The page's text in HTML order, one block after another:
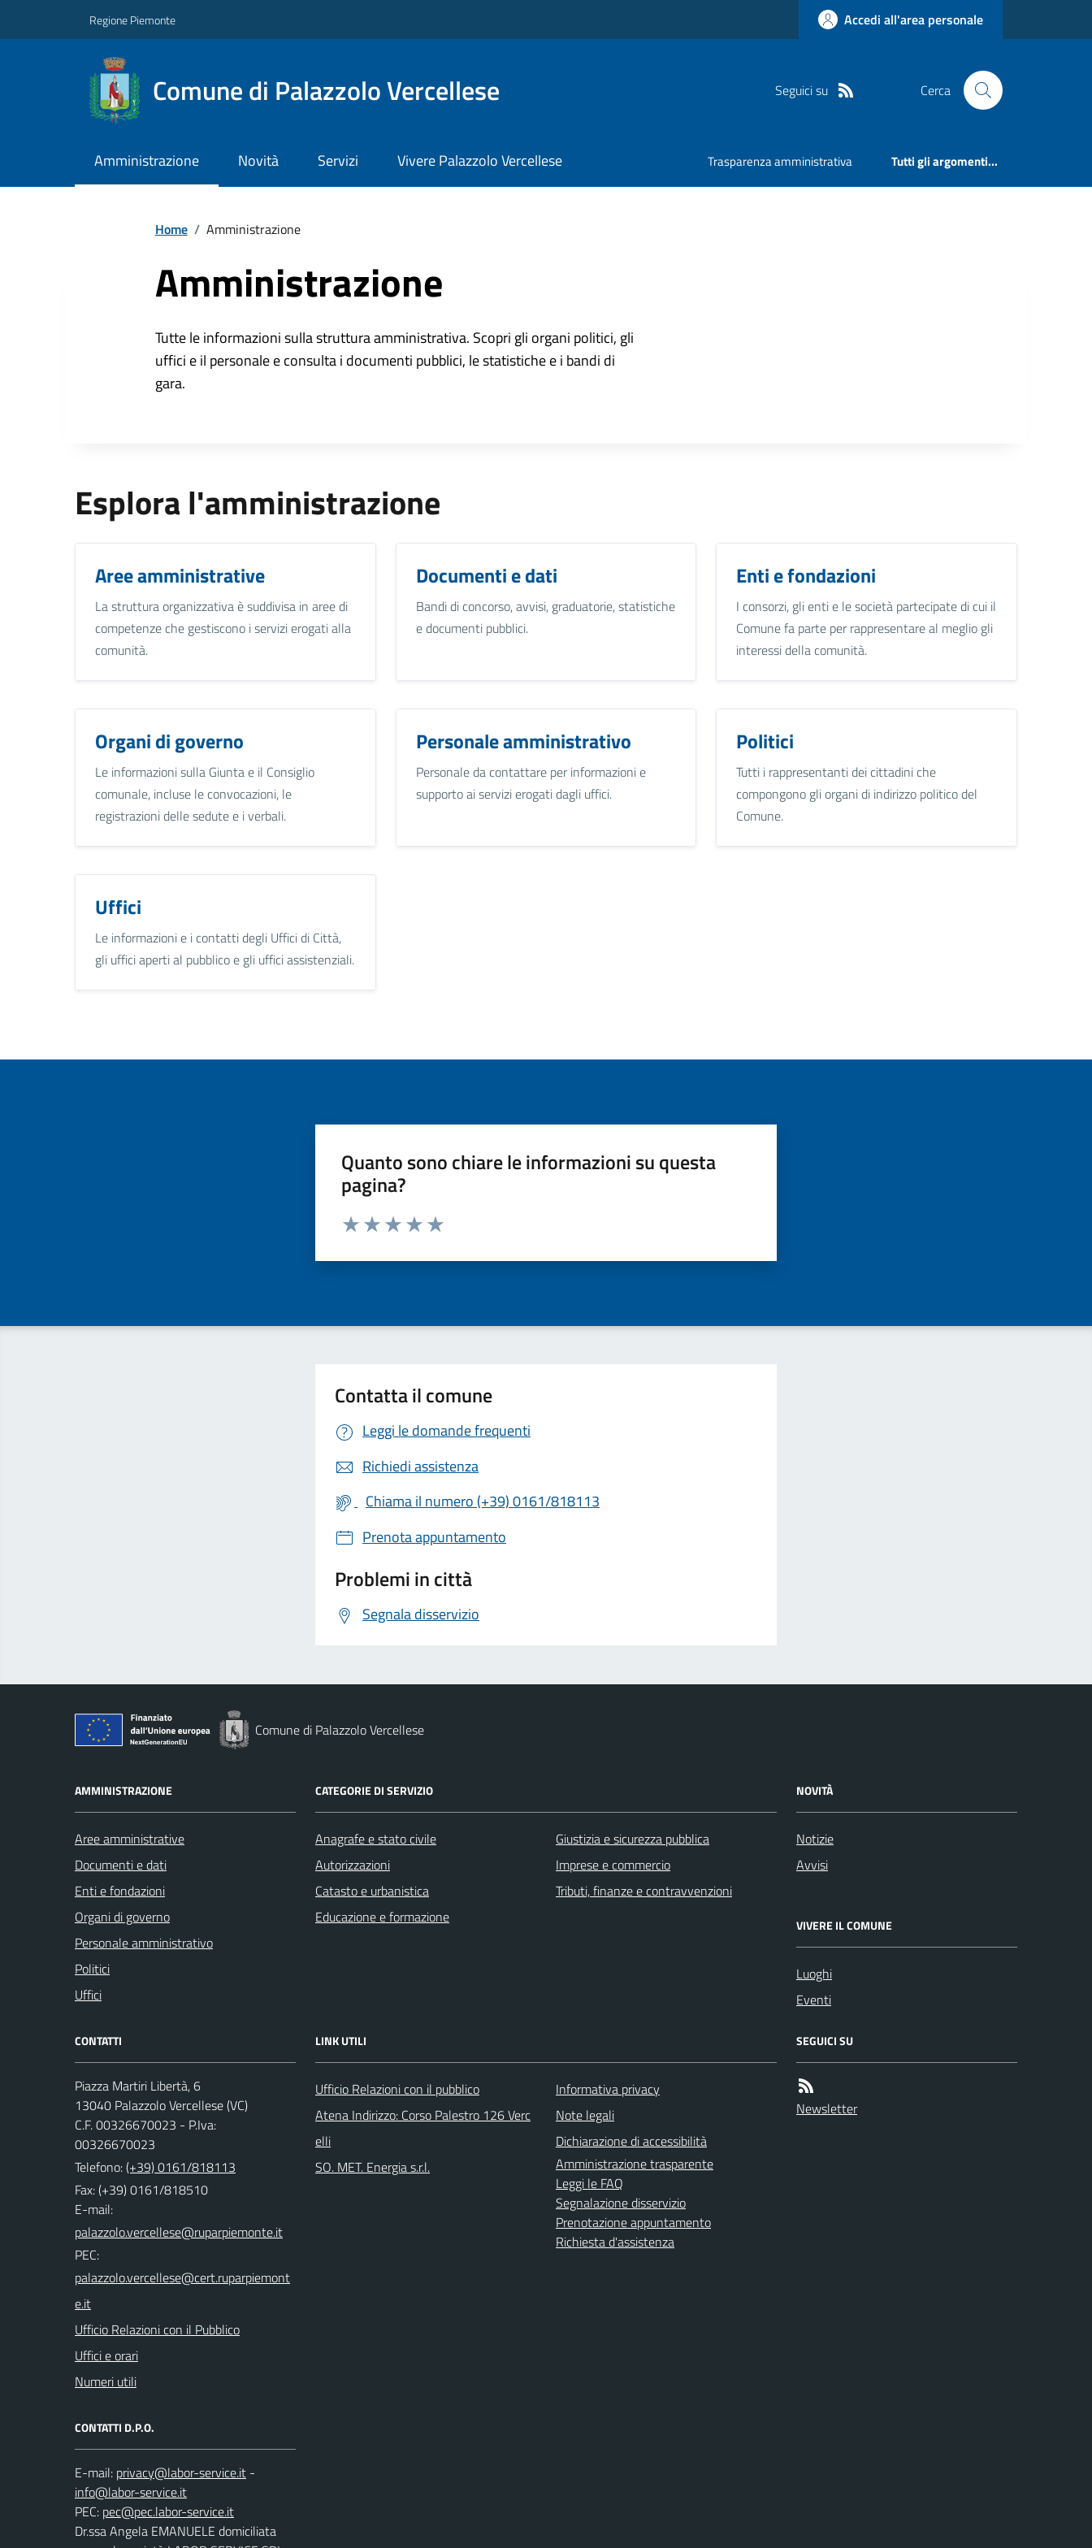
Regione Piemonte Accedi all'area personale
Comune di Palazzolo Vercellese Seguici su Cerca
Amministrazione Novità Servizi Vivere Palazzolo Vercellese Trasparenza amministrativa Tutti gli argomenti...
Home / Amministrazione
Amministrazione
Tutte le informazioni sulla struttura amministrativa. Scopri gli organi politici, gli
uffici e il personale e consulta i documenti pubblici, le statistiche e i bandi di
gara.
Esplora l'amministrazione
Aree amministrative
La struttura organizzativa è suddivisa in aree di
competenze che gestiscono i servizi erogati alla
comunità.
Documenti e dati
Bandi di concorso, avvisi, graduatorie, statistiche
e documenti pubblici.
Enti e fondazioni
I consorzi, gli enti e le società partecipate di cui il
Comune fa parte per rappresentare al meglio gli
interessi della comunità.
Organi di governo
Le informazioni sulla Giunta e il Consiglio
comunale, incluse le convocazioni, le
registrazioni delle sedute e i verbali.
Personale amministrativo
Personale da contattare per informazioni e
supporto ai servizi erogati dagli uffici.
Politici
Tutti i rappresentanti dei cittadini che
compongono gli organi di indirizzo politico del
Comune.
Uffici
Le informazioni e i contatti degli Uffici di Città,
gli uffici aperti al pubblico e gli uffici assistenziali.
Quanto sono chiare le informazioni su questa
pagina?
Valuta da 1 a 5 stelle la pagina
Contatta il comune
Leggi le domande frequenti
Richiedi assistenza
Chiama il numero (+39) 0161/818113
Prenota appuntamento
Problemi in città
Segnala disservizio
Comune di Palazzolo Vercellese
AMMINISTRAZIONE
Aree amministrative
Documenti e dati
Enti e fondazioni
Organi di governo
Personale amministrativo
Politici
Uffici
CATEGORIE DI SERVIZIO
Anagrafe e stato civile
Autorizzazioni
Catasto e urbanistica
Educazione e formazione
Giustizia e sicurezza pubblica
Imprese e commercio
Tributi, finanze e contravvenzioni
NOVITÀ
Notizie
Avvisi
VIVERE IL COMUNE
Luoghi
Eventi
CONTATTI
Piazza Martiri Libertà, 6
13040 Palazzolo Vercellese (VC)
C.F. 00326670023 - P.Iva:
00326670023
Telefono:(+39) 0161/818113
Fax: (+39) 0161/818510
E-mail:
PEC:
Ufficio Relazioni con il Pubblico
Uffici e orari
Numeri utili
CONTATTI D.P.O.
E-mail:
-
PEC:
Dr.ssa Angela EMANUELE domiciliata
LINK UTILI
Ufficio Relazioni con il pubblico
Atena Indirizzo: Corso Palestro 126 Verc
elli
SO. MET. Energia s.r.l.
Informativa privacy
Note legali
Dichiarazione di accessibilità
Amministrazione trasparente
Leggi le FAQ
Segnalazione disservizio
Prenotazione appuntamento
Richiesta d'assistenza
SEGUICI SU
Newsletter